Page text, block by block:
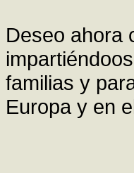
Deseo ahora
familias y
Europa y en